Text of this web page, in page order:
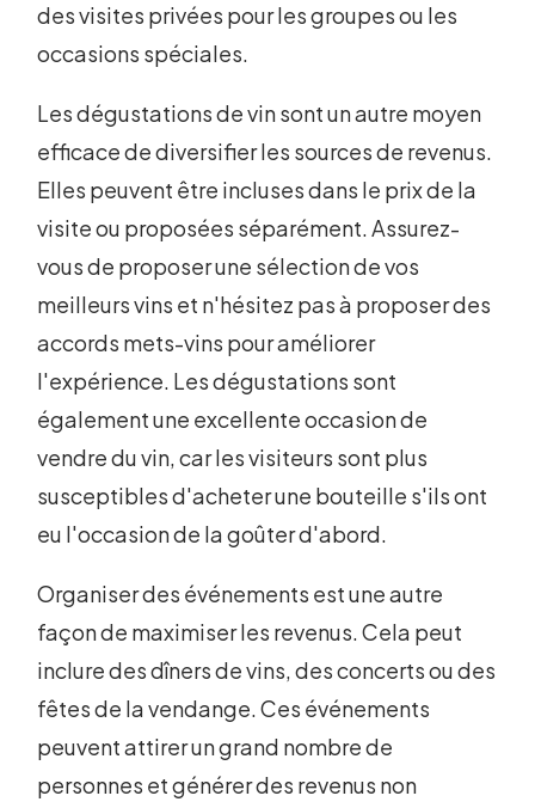
des visites privées pour les groupes ou les
occasions spéciales.
Les dégustations de vin sont un autre moyen
efficace de diversifier les sources de revenus.
Elles peuvent être incluses dans le prix de la
visite ou proposées séparément. Assurez-
vous de proposer une sélection de vos
meilleurs vins et n'hésitez pas à proposer des
accords mets-vins pour améliorer
l'expérience. Les dégustations sont
également une excellente occasion de
vendre du vin, car les visiteurs sont plus
susceptibles d'acheter une bouteille s'ils ont
eu l'occasion de la goûter d'abord.
Organiser des événements est une autre
façon de maximiser les revenus. Cela peut
inclure des dîners de vins, des concerts ou des
fêtes de la vendange. Ces événements
peuvent attirer un grand nombre de
personnes et générer des revenus non